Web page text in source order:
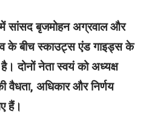
सांसद बृजमोहन अग्रवाल और
के बीच स्काउट्स एंड गाइड्स के
दोनों नेता स्वयं को अध्यक्ष
अधिकार और निर्णय
हैं।